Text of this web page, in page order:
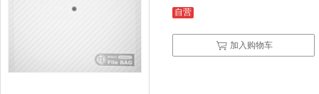
自营
加入购物车